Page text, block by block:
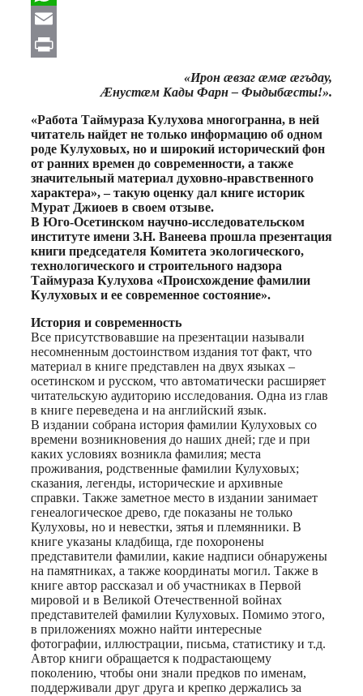
WhatsApp
Email
«Ирон æвзаг æмæ æгъдау,
Æнустæм Кады Фарн – Фыдыбæсты!».
«Работа Таймураза Кулухова многогранна, в ней
читатель найдет не только информацию об одном
роде Кулуховых, но и широкий исторический фон
от ранних времен до современности, а также
значительный материал духовно-нравственного
характера», – такую оценку дал книге историк
Мурат Джиоев в своем отзыве.
В Юго-Осетинском научно-исследовательском
институте имени З.Н. Ванеева прошла презентация
книги председателя Комитета экологического,
технологического и строительного надзора
Таймураза Кулухова «Происхождение фамилии
Кулуховых и ее современное состояние».
История и современность
Все присутствовавшие на презентации называли
несомненным достоинством издания тот факт, что
материал в книге представлен на двух языках –
осетинском и русском, что автоматически расширяет
читательскую аудиторию исследования. Одна из глав
в книге переведена и на английский язык.
В издании собрана история фамилии Кулуховых со
времени возникновения до наших дней; где и при
каких условиях возникла фамилия; места
проживания, родственные фамилии Кулуховых;
сказания, легенды, исторические и архивные
справки. Также заметное место в издании занимает
генеалогическое древо, где показаны не только
Кулуховы, но и невестки, зятья и племянники. В
книге указаны кладбища, где похоронены
представители фамилии, какие надписи обнаружены
на памятниках, а также координаты могил. Также в
книге автор рассказал и об участниках в Первой
мировой и в Великой Отечественной войнах
представителей фамилии Кулуховых. Помимо этого,
в приложениях можно найти интересные
фотографии, иллюстрации, письма, статистику и т.д.
Автор книги обращается к подрастающему
поколению, чтобы они знали предков по именам,
поддерживали друг друга и крепко держались за